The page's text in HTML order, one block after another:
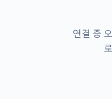
연결 중